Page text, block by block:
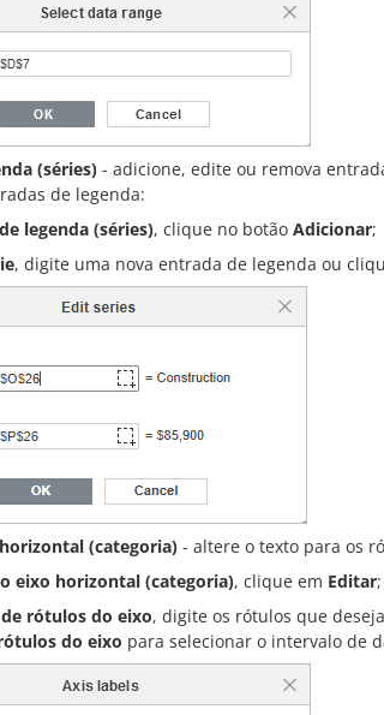
(séries) - adicione, edite ou remova
de legenda:
legenda (séries), clique no botão Adicionar;
, digite uma nova entrada de legenda ou
(categoria) - altere o texto para os
eixo horizontal (categoria), clique em Editar;
rótulos do eixo, digite os rótulos que
do eixo para selecionar o intervalo de